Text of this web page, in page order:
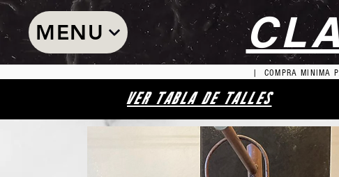
MENU
| COMPRA MINIMA
VER TABLA DE TALLES